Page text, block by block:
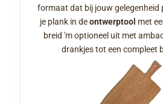
formaat dat bij jouw gelegenheid
je plank in deontwerptool met
breid 'm optioneel uit met
drankjes tot een compleet